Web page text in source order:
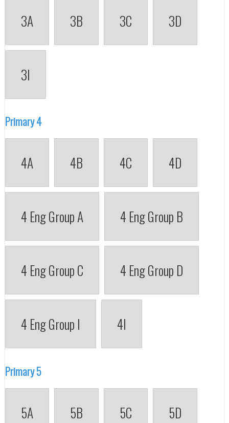
3A 3B 3C 3D
3I
Primary 4
4A 4B 4C 4D
4 Eng Group A 4 Eng Group B
4 Eng Group C 4 Eng Group D
4 Eng Group I 4I
Primary 5
5A 5B 5C 5D